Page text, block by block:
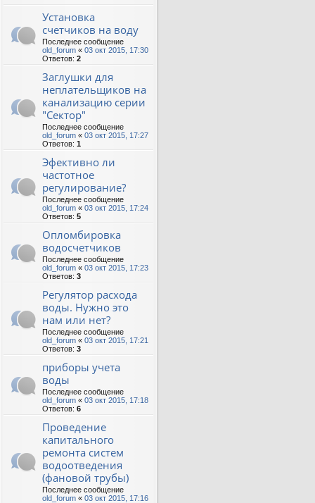
Установка
счетчиков на воду
Последнее сообщение
old_forum « 03 окт 2015, 17:30
Ответов: 2
Заглушки для
неплательщиков на
канализацию серии
"Сектор"
Последнее сообщение
old_forum « 03 окт 2015, 17:27
Ответов: 1
Эфективно ли
частотное
регулирование?
Последнее сообщение
old_forum « 03 окт 2015, 17:24
Ответов: 5
Опломбировка
водосчетчиков
Последнее сообщение
old_forum « 03 окт 2015, 17:23
Ответов: 3
Регулятор расхода
воды. Нужно это
нам или нет?
Последнее сообщение
old_forum « 03 окт 2015, 17:21
Ответов: 3
приборы учета
воды
Последнее сообщение
old_forum « 03 окт 2015, 17:18
Ответов: 6
Проведение
капитального
ремонта систем
водоотведения
(фановой трубы)
Последнее сообщение
old_forum « 03 окт 2015, 17:16